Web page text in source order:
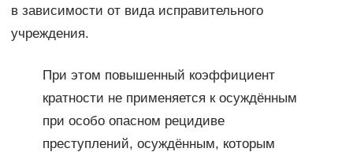
в зависимости от вида исправительного
учреждения.
При этом повышенный коэффициент
кратности не применяется к осуждённым
при особо опасном рецидиве
преступлений, осуждённым, которым